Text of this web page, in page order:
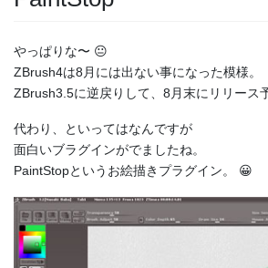
やっぱりな〜 😐
ZBrush4は8月には出ない事になった模様。
ZBrush3.5に逆戻りして、8月末にリリース
代わり、といってはなんですが
面白いブラグインがでましたね。
PaintStopというお絵描きプラグイン。 😀